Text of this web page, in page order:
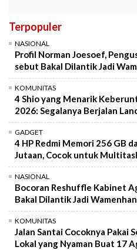
Terpopuler
NASIONAL
Profil Norman Joesoef,
sebut Bakal Dilantik Jadi
KOMUNITAS
4 Shio yang Menarik
2026: Segalanya Berjalan
GADGET
4 HP Redmi Memori 256 GB
Jutaan, Cocok untuk
NASIONAL
Bocoran Reshuffle Kabinet
Bakal Dilantik Jadi Wamenhan
KOMUNITAS
Jalan Santai Cocoknya Pakai
Lokal yang Nyaman Buat 17